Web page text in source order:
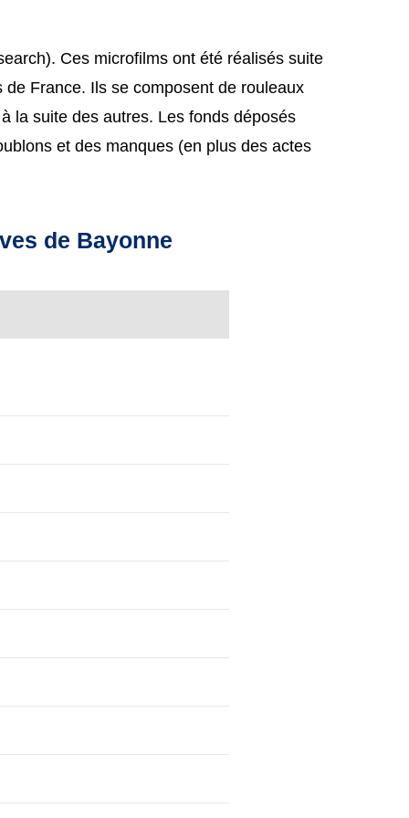
Ces microfilms ont été réalisés suite
France. Ils se composent de rouleaux
la suite des autres. Les fonds déposés
et des manques (en plus des actes
de Bayonne